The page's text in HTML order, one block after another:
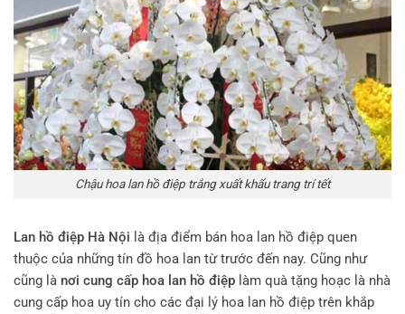
Chậu hoa lan hồ điệp trắng xuất khẩu trang trí tết
Lan hồ điệp Hà Nội là địa điểm bán hoa lan hồ điệp quen
thuộc của những tín đồ hoa lan từ trước đến nay. Cũng như
cũng là nơi cung cấp hoa lan hồ điệp làm quà tặng hoạc là nhà
cung cấp hoa uy tín cho các đại lý hoa lan hồ điệp trên khắp